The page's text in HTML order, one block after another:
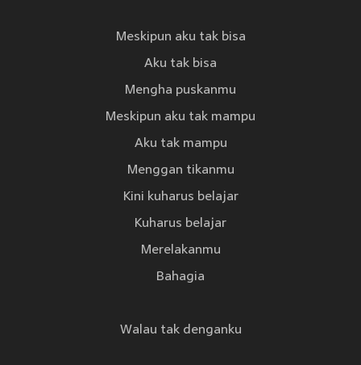
Meskipun aku tak bisa
Aku tak bisa
Mengha puskanmu
Meskipun aku tak mampu
Aku tak mampu
Menggan tikanmu
Kini kuharus belajar
Kuharus belajar
Merelakanmu
Bahagia
Walau tak denganku